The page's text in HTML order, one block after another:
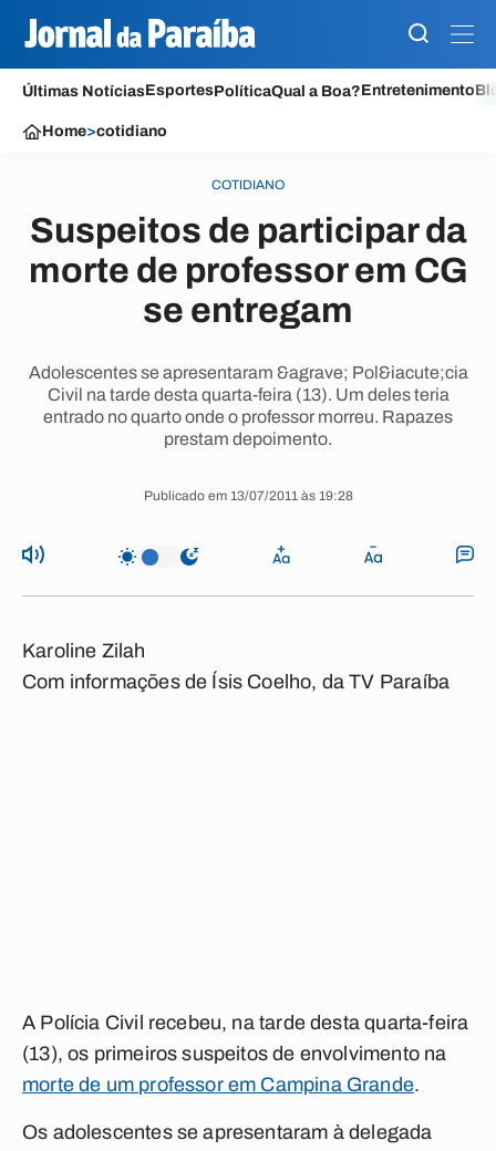
Últimas NotíciasEsportesPolíticaQual a Boa?Entretenimento
Home>cotidiano
COTIDIANO
Suspeitos de participar da
morte de professor em CG
se entregam
Adolescentes se apresentaram &agrave; Pol&iacute;cia
Civil na tarde desta quarta-feira (13). Um deles teria
entrado no quarto onde o professor morreu. Rapazes
prestam depoimento.
Publicado em 13/07/2011 às 19:28
Karoline Zilah
Com informações de Ísis Coelho, da TV Paraíba
A Polícia Civil recebeu, na tarde desta quarta-feira
(13), os primeiros suspeitos de envolvimento na
morte de um professor em Campina Grande.
Os adolescentes se apresentaram à delegada